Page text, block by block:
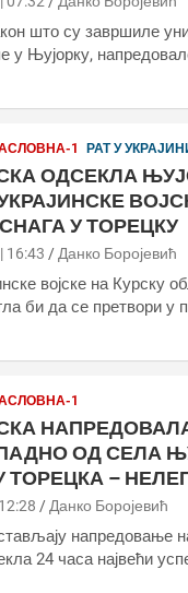
што су завршиле
у Њујорку,
1 РАТ У
ОДСЕКЛА
У ТОРЕЦКУ
16:43 Данко Боројевић
војске на Курску
би да се претвори у
1
ОД СЕЛА
ТОРЕЦКА –
Данко Боројевић
напредовање
24 часа највећи